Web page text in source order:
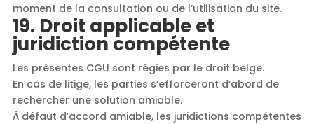
moment de la consultation ou de l’utilisation du site.
19. Droit applicable et
juridiction compétente
Les présentes CGU sont régies par le droit belge.
En cas de litige, les parties s’efforceront d’abord de
rechercher une solution amiable.
À défaut d’accord amiable, les juridictions compétentes